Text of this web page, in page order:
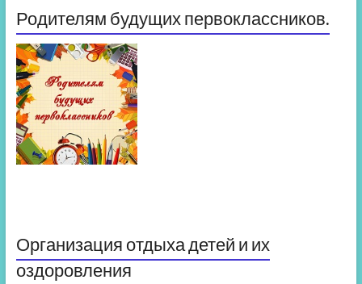
Родителям будущих первоклассников.
Организация отдыха детей и их
оздоровления